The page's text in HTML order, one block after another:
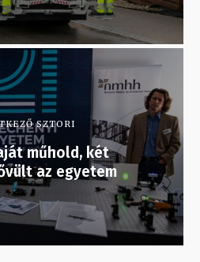
SZTORI
műhold, két
az egyetem